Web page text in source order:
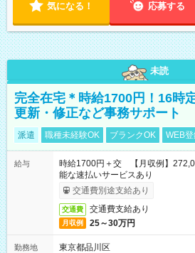
気になる！ 応募する
未読
完全在宅＊時給1700円！16時
更新・修正など事務サポート
派遣 職種未経験OK ブランクOK WEB
給与
時給1700円＋交 【月収例】
能な速払いサービスあり
交通費別途支給あり
交通費 交通費支給あり
月収例 25～30万円
勤務地
東京都品川区